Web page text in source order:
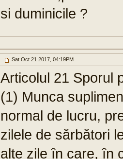
si duminicile ?
Sat Oct 21 2017, 04:19PM
Articolul 21 Sporul
(1) Munca
normal de lucru,
zilele de sărbători
alte zile în care, în